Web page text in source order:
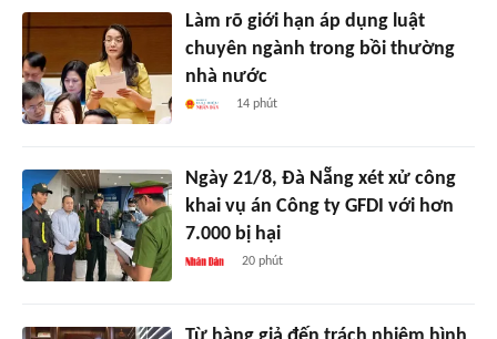
Làm rõ giới hạn áp dụng luật
chuyên ngành trong bồi thường
nhà nước
14 phút
Ngày 21/8, Đà Nẵng xét xử công
khai vụ án Công ty GFDI với hơn
7.000 bị hại
20 phút